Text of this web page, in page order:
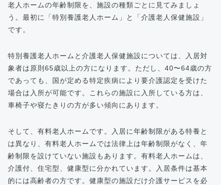
老人ホームの年齢制限を、施設の種類ごとに見てみましょ
う。最初に「特別養護老人ホーム」と「介護老人保健施設」
です。
特別養護老人ホームと介護老人保健施設については、入居対
象者は原則65歳以上の方になります。ただし、40〜64歳の方
であっても、国が定める特定疾病により要介護認定を受けた
場合は入所が可能です。これらの施設に入所している方は、
車椅子や寝たきりの方が多い傾向にあります。
そして、有料老人ホームです。入居に年齢制限がある特養と
は異なり、有料老人ホームでは法律上は年齢制限がなく、年
齢制限を設けていない施設もあります。有料老人ホームは、
介護付、住宅型、健康型に分かれています。入居条件は基本
的には高齢者の方です。健康型の施設だけ介護サービスを必